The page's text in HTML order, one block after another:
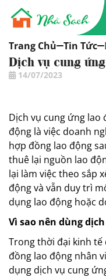
Trang Chủ Tin Tức
Dịch vụ cung
14/07/2023
Dịch vụ cung ứng lao
động là việc doanh
hợp đồng lao động
thuê lại nguồn lao
lại làm việc theo sắp
động và vẫn duy trì
dụng lao động hoặc
Vì sao nên dùng
Trong thời đại kinh tế
đồng lao động nhân
dụng dịch vụ cung